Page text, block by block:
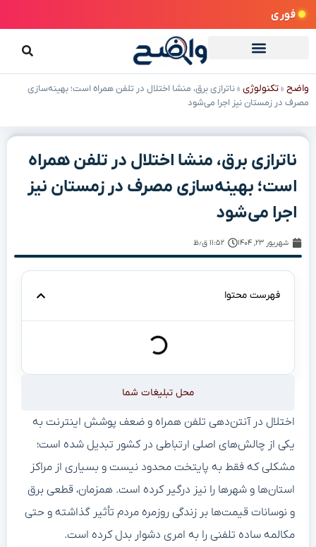
فوری
واضح »تکنولوژی »ناترازی برق، منشا اختلال در تلفن همراه است؛ بهینه‌سازی
مصرف در زمستان نیز اجرا می‌شود
ناترازی برق، منشا اختلال در تلفن همراه
است؛ بهینه‌سازی مصرف در زمستان نیز
اجرا می‌شود
شهریور ۲۳, ۱۴۰۴ ۱۱:۵۲ ق٫ظ
فهرست محتوا
محل تبلیغات شما
اختلال در آنتن‌دهی تلفن همراه و ضعف پوشش اینترنت به
یکی از چالش‌های اصلی ارتباطی در کشور تبدیل شده است؛
مشکلی که فقط به پایتخت محدود نیست و بسیاری از مراکز
استان‌ها و شهرها را نیز درگیر کرده است. همزمان، قطعی برق
و نوسانات قیمت‌ها بر زندگی روزمره مردم تأثیر گذاشته و حتی
مکالمه ساده تلفنی را به امری دشوار بدل کرده است.